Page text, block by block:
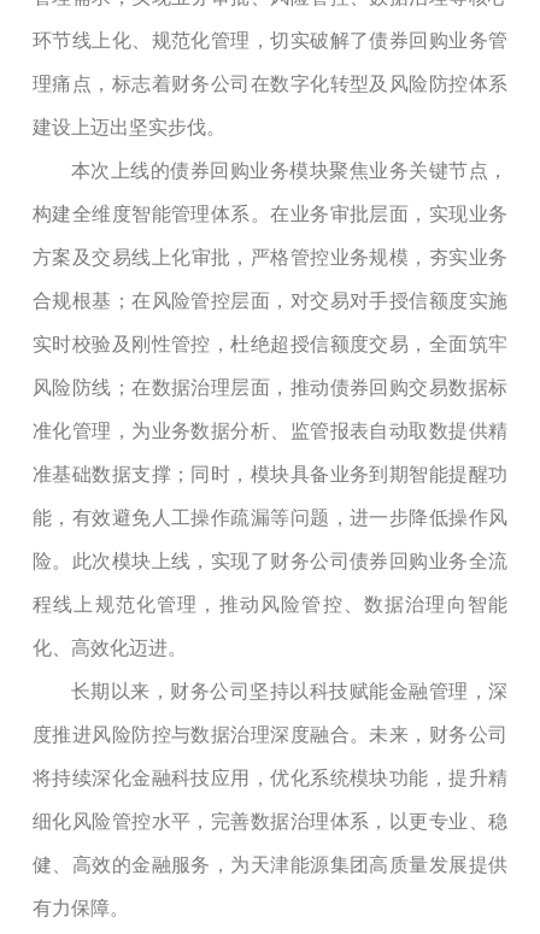
环节线上化、规范化管理，切实破解了债券回购业务管
理痛点，标志着财务公司在数字化转型及风险防控体系
建设上迈出坚实步伐。
本次上线的债券回购业务模块聚焦业务关键节点，
构建全维度智能管理体系。在业务审批层面，实现业务
方案 及交易线上化审批，严格管控业务规模，夯实业务
合规根基；在风险管控层面，对交易对手授信额度实施
实时校验及刚性管控，杜绝超授信额度交易，全面筑牢
风险防线；在数据治理层面，推动债券回购交易数据标
准化管理，为业务数据分析、监管报表自动取数提供精
准基础数据支撑；同时，模块具备业务到期智能提醒功
能，有效避免人工操作疏漏等问题，进一步降低操作风
险。此次模块上线，实现了财务公司 债券 回购业务全流
程线上规范化管理 ，推动风险管控、数据治理向智能
化、高效化迈进。
长期以来，财务公司坚持以科技赋能金融管理，深
度推进风险防控与数据治理深度融合。未来，财务公司
将持续深化金融科技应用，优化系统模块功能，提升精
细化风险管控水平，完善数据治理体系，以更专业、稳
健、高效的金融服务，为天津能源集团高质量发展提供
有力保障。